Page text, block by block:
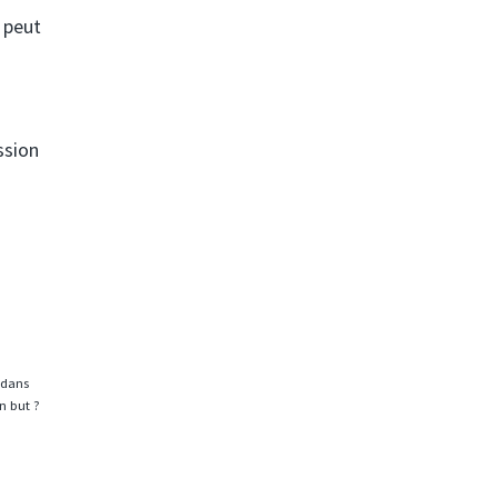
peut
but ?